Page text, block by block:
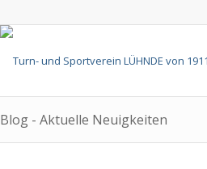
Blog - Aktuelle Neuigkeiten